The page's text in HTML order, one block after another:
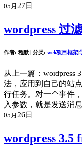
05月 27日
wordpress 过
作者: 程默 | 分类: web项目框架|
从上一篇：wordpress
法，应用到自己的站
行任务。对一个事件
入参数，就是发送消
05月 26日
wordpress 3.5